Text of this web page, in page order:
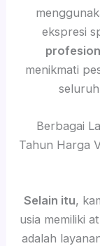
ekspresi
menikmati
Berbagai
Tahun Harga
Selain itu,
usia memiliki
adalah